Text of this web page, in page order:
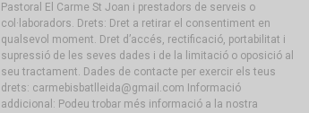
Pastoral El Carme St Joan i prestadors de serveis o
col·laboradors. Drets: Dret a retirar el consentiment en
qualsevol moment. Dret d’accés, rectificació, portabilitat i
supressió de les seves dades i de la limitació o oposició al
seu tractament. Dades de contacte per exercir els teus
drets: carmebisbatlleida@gmail.com Informació
addicional: Podeu trobar més informació a la nostra